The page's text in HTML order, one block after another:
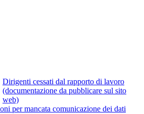
Dirigenti cessati dal rapporto di lavoro
(documentazione da pubblicare sul sito
web)
per mancata comunicazione dei dati